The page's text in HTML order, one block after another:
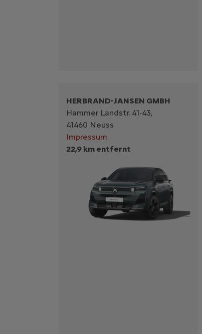
22,9 km entfernt
HERBRAND-JANSEN GMBH
Hammer Landstr. 41-43,
41460 Neuss
Impressum